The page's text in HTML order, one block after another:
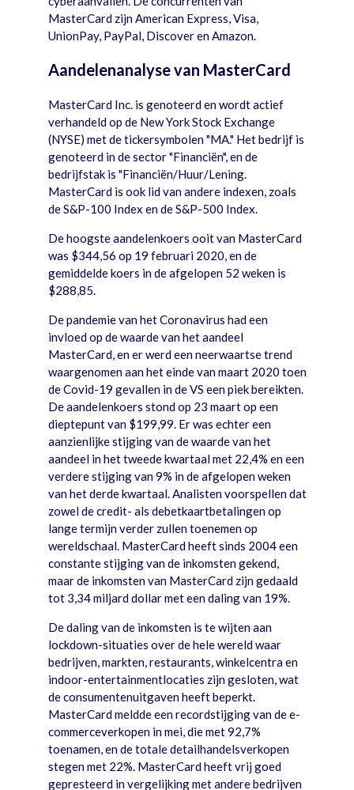
MasterCard zijn American Express, Visa,
UnionPay, PayPal, Discover en Amazon.
Aandelenanalyse van MasterCard
MasterCard Inc. is genoteerd en wordt actief
verhandeld op de New York Stock Exchange
(NYSE) met de tickersymbolen "MA." Het bedrijf is
genoteerd in de sector "Financiën", en de
bedrijfstak is "Financiën/Huur/Lening.
MasterCard is ook lid van andere indexen, zoals
de S&P-100 Index en de S&P-500 Index.
De hoogste aandelenkoers ooit van MasterCard
was $344,56 op 19 februari 2020, en de
gemiddelde koers in de afgelopen 52 weken is
$288,85.
De pandemie van het Coronavirus had een
invloed op de waarde van het aandeel
MasterCard, en er werd een neerwaartse trend
waargenomen aan het einde van maart 2020 toen
de Covid-19 gevallen in de VS een piek bereikten.
De aandelenkoers stond op 23 maart op een
dieptepunt van $199,99. Er was echter een
aanzienlijke stijging van de waarde van het
aandeel in het tweede kwartaal met 22,4% en een
verdere stijging van 9% in de afgelopen weken
van het derde kwartaal. Analisten voorspellen dat
zowel de credit- als debetkaartbetalingen op
lange termijn verder zullen toenemen op
wereldschaal. MasterCard heeft sinds 2004 een
constante stijging van de inkomsten gekend,
maar de inkomsten van MasterCard zijn gedaald
tot 3,34 miljard dollar met een daling van 19%.
De daling van de inkomsten is te wijten aan
lockdown-situaties over de hele wereld waar
bedrijven, markten, restaurants, winkelcentra en
indoor-entertainmentlocaties zijn gesloten, wat
de consumentenuitgaven heeft beperkt.
MasterCard meldde een recordstijging van de e-
commerceverkopen in mei, die met 92,7%
toenamen, en de totale detailhandelsverkopen
stegen met 22%. MasterCard heeft vrij goed
gepresteerd in vergelijking met andere bedrijven